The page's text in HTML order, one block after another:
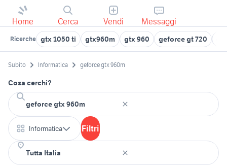
Home Cerca Vendi Messaggi
Ricerche gtx 1050 ti gtx960m gtx 960 geforce gt 720
Subito Informatica geforce gtx 960m
Cosa cerchi?
Informatica Filtri